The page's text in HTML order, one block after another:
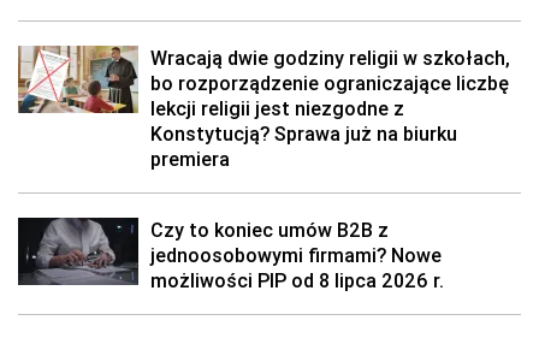
Wracają dwie godziny religii w szkołach,
bo rozporządzenie ograniczające liczbę
lekcji religii jest niezgodne z
Konstytucją? Sprawa już na biurku
premiera
Czy to koniec umów B2B z
jednoosobowymi firmami? Nowe
możliwości PIP od 8 lipca 2026 r.